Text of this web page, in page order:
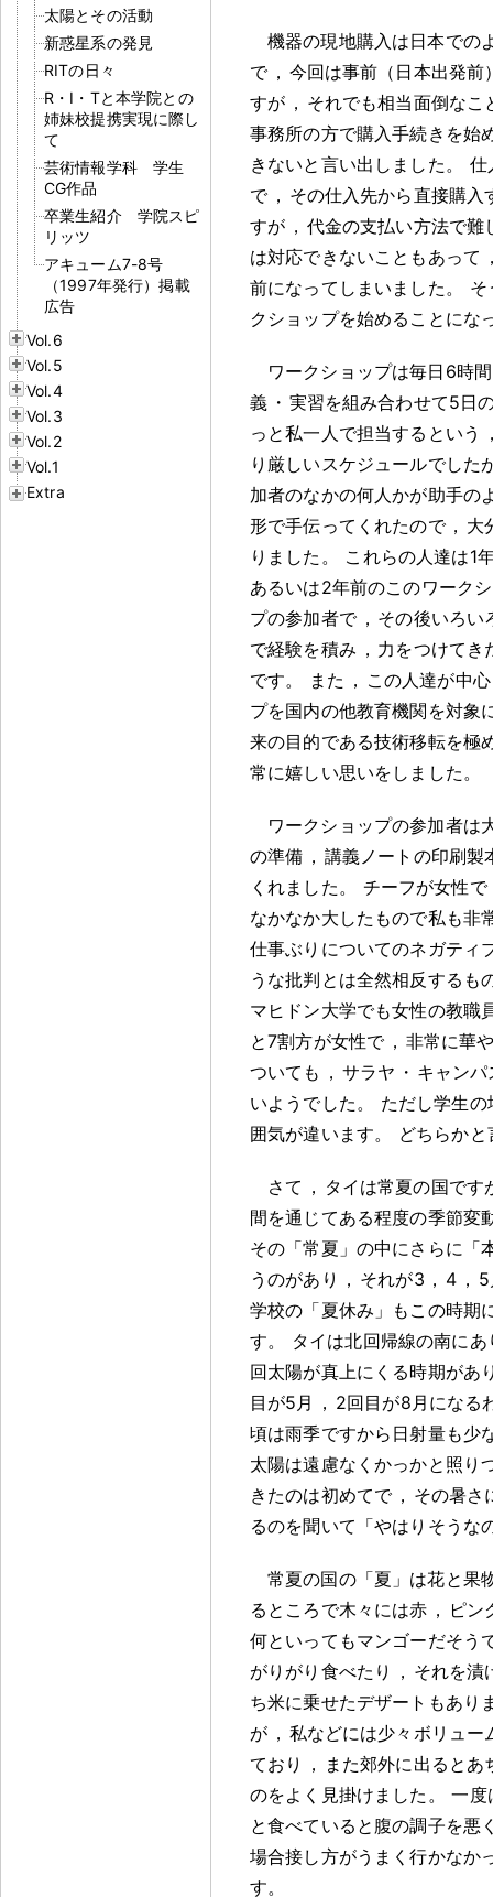
太陽とその活動
新惑星系の発見
RITの日々
R・I・Tと本学院との
姉妹校提携実現に際し
て
芸術情報学科 学生
CG作品
卒業生紹介 学院スピ
リッツ
アキューム7-8号
（1997年発行）掲載
広告
Vol.6
Vol.5
Vol.4
Vol.3
Vol.2
Vol.1
Extra
機器の現地購入は日本での
で ， 今回は事前（日本出発前
すが ， それでも相当面倒なこ
事務所の方で購入手続きを始
きないと言い出しました 。
仕
で ， その仕入先から直接購入
すが ， 代金の支払い方法で難
は対応できないこともあって
前になってしまいました 。
そ
クショップを始めることにな
ワークショップは毎日6時間
義 ・ 実習を組み合わせて5日
っと私一人で担当するという
り厳しいスケジュールでした
加者のなかの何人かが助手の
形で手伝ってくれたので ， 大
りました 。
これらの人達は1
あるいは2年前のこのワーク
プの参加者で ， その後いろい
で経験を積み ， 力をつけてき
です。 また ， この人達が中
プを国内の他教育機関を対象
来の目的である技術移転を極
常に嬉しい思いをしました 。
ワークショップの参加者は
の準備 ， 講義ノートの印刷製
くれました 。 チーフが女性で
なかなか大したもので私も非
仕事ぶりについてのネガティ
うな批判とは全然相反するも
マヒドン大学でも女性の教職
と7割方が女性で ， 非常に華
ついても ， サラヤ ・ キャン
いようでした 。
ただし学生の
囲気が違います。 どちらか
さて ， タイは常夏の国です
間を通じてある程度の季節変
その「常夏」の中にさらに「
うのがあり ， それが3 ， 4 ，
学校の「夏休み」もこの時期
す。
タイは北回帰線の南に
回太陽が真上にくる時期があ
目が5月 ， 2回目が8月になる
頃は雨季ですから日射量も少
太陽は遠慮なくかっかと照り
きたのは初めてで ， その暑さ
るのを聞いて「やはりそうな
常夏の国の「夏」は花と果
るところで木々には赤 ， ピン
何といってもマンゴーだそう
がりがり食べたり
， それを漬
ち米に乗せたデザートもあり
が ， 私などには少々ボリュー
ており
， また郊外に出ると
のをよく見掛けました 。
一度
と食べていると腹の調子を悪
場合接し方がうまく行かなか
す。